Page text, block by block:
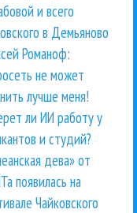
и всего
в Демьяново
Романоф:
не может
лучше меня!
ли ИИ работу у
и студий?
дева» от
появилась на
Чайковского